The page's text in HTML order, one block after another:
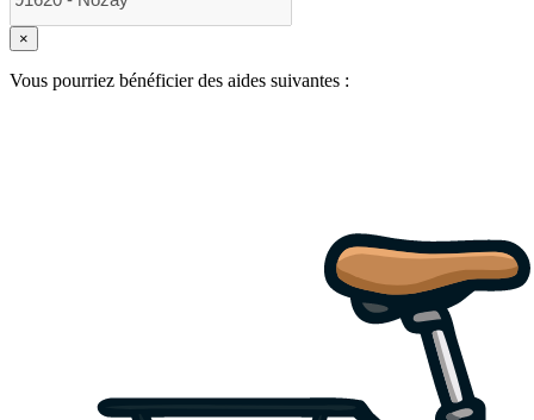
×
Vous pourriez bénéficier des aides suivantes :